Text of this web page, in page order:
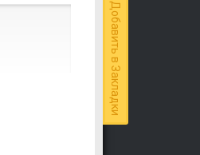
Добавить в Закладки